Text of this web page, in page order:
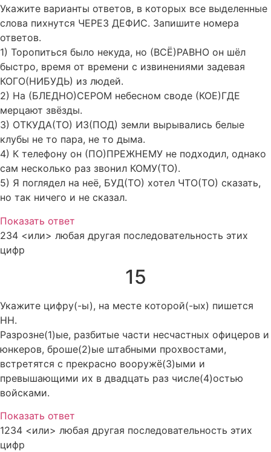
Укажите варианты ответов, в которых все выделенные
слова пихнутся ЧЕРЕЗ ДЕФИС. Запишите номера
ответов.
1) Торопиться было некуда, но (ВСЁ)РАВНО он шёл
быстро, время от времени с извинениями задевая
КОГО(НИБУДЬ) из людей.
2) На (БЛЕДНО)СЕРОМ небесном своде (КОЕ)ГДЕ
мерцают звёзды.
3) ОТКУДА(ТО) ИЗ(ПОД) земли вырывались белые
клубы не то пара, не то дыма.
4) К телефону он (ПО)ПРЕЖНЕМУ не подходил, однако
сам несколько раз звонил КОМУ(ТО).
5) Я поглядел на неё, БУД(ТО) хотел ЧТО(ТО) сказать,
но так ничего и не сказал.
Показать ответ
234 <или> любая другая последовательность этих
цифр
15
Укажите цифру(-ы), на месте которой(-ых) пишется
НН.
Разрозне(1)ые, разбитые части несчастных офицеров и
юнкеров, броше(2)ые штабными прохвостами,
встретятся с прекрасно вооружё(3)ыми и
превышающими их в двадцать раз числе(4)остью
войсками.
Показать ответ
1234 <или> любая другая последовательность этих
цифр